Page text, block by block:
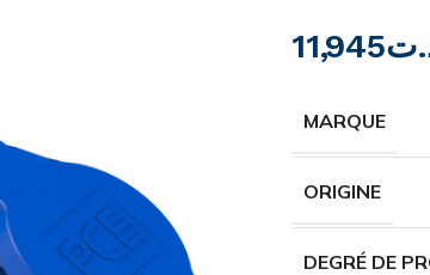
11,945
MARQUE
ORIGINE
DEGRÉ DE